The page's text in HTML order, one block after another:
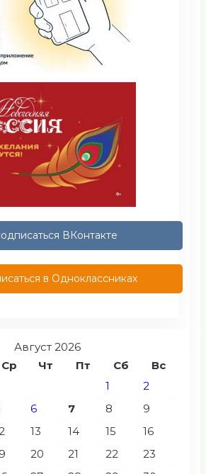
ВКонтакте
в Одноклассниках
Август 2026
Ср Чт Пт Сб
Вс
1
2
6 7 8
9
13 14 15
16
20 21 22
23